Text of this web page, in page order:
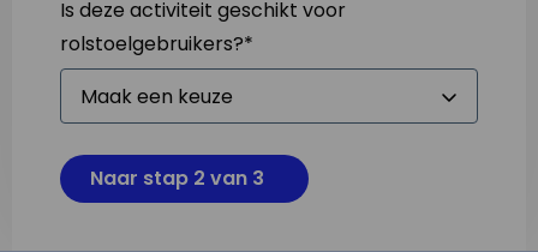
Is deze activiteit geschikt voor
rolstoelgebruikers?*